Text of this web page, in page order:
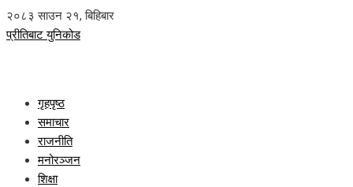
२०८३ साउन २१, बिहिबार
प्रीतिबाट युनिकोड
गृहपृष्ठ
समाचार
राजनीति
मनोरञ्जन
शिक्षा